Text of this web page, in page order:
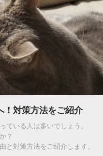
！対策方法をご紹介
ている人は多いでしょう。
？
と対策方法をご紹介します。